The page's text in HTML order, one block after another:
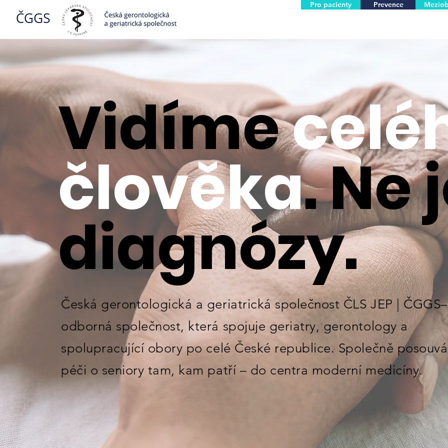
Pro pacienty Prevence
Vidíme
člověka. Ne
diagnózy.
Česká gerontologická a geriatrická společnost ČLS JEP |
odborná společnost, která spojuje geriatry, gerontology a
spolupracující obory po celé České republice. Společně
péči o seniory tam, kam patří – do centra moderní medicíny.